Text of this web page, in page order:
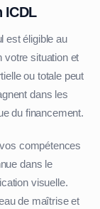
ICDL
est éligible au
votre situation et
ou totale peut
dans les
du financement.
compétences
dans le
visuelle.
de maîtrise et